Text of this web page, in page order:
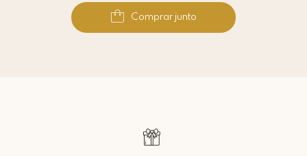
Comprar junto